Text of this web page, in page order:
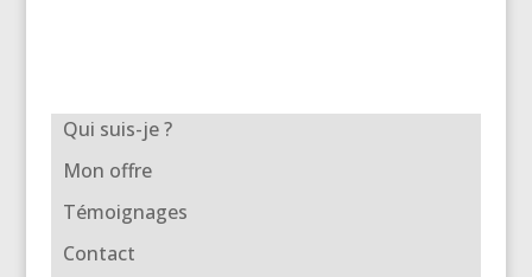
Qui suis-je ?
Mon offre
Témoignages
Contact